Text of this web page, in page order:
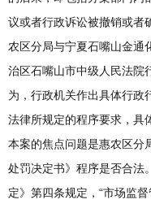
议或者行政诉讼被撤销或者
农区分局与宁夏石嘴山金通
治区石嘴山市中级人民法院
为，行政机关作出具体行政
法律所规定的程序要求，具
本案的焦点问题是惠农区分
处罚决定书》程序是否合法
定》第四条规定，“市场监